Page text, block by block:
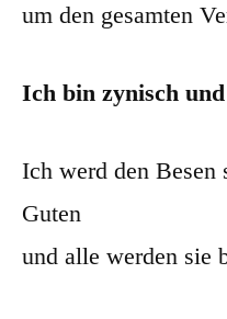
um den gesamten
Ich bin zynisch
Ich werd den Besen
Guten
und alle werden sie